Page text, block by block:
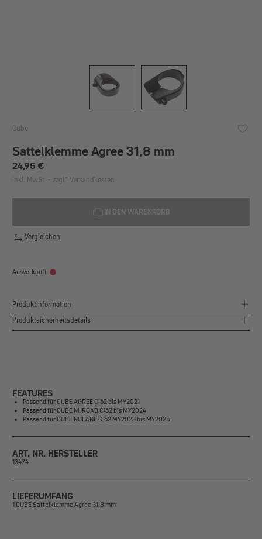
Cube
Sattelklemme Agree 31,8 mm
Regulärer Preis:
24,95 €
inkl. MwSt. - zzgl.* Versandkosten
IN DEN WARENKORB
Vergleichen
Ausverkauft
Produktinformation
Produktsicherheitsdetails
FEATURES
Passend für CUBE AGREE C:62 bis MY2021
Passend für CUBE NUROAD C:62 bis MY2024
Passend für CUBE NULANE C:62 MY2023 bis MY2025
ART. NR. HERSTELLER
13474
LIEFERUMFANG
1 CUBE Sattelklemme Agree 31,8 mm